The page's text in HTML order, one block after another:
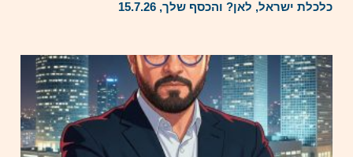
כלכלת ישראל, לאן? והכסף שלך, 15.7.26